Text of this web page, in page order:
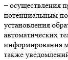
– осуществления
потенциальным
установления
автоматических
информирования
также